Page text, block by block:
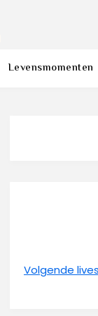
Levensmomenten
Volgende